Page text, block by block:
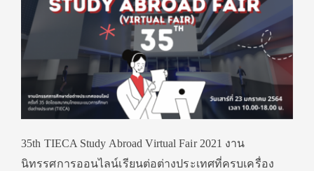
35th TIECA Study Abroad Virtual Fair 2021 งาน
นิทรรศการออนไลน์เรียนต่อต่างประเทศที่ครบเครื่อง